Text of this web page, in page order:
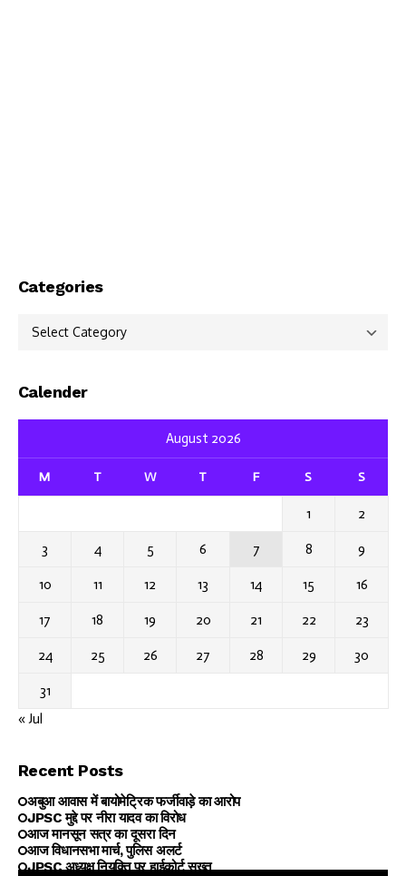
Categories
Categories
Calender
August 2026
M T W T F S S
1 2
3 4 5 6 7 8 9
10 11 12 13 14 15 16
17 18 19 20 21 22 23
24 25 26 27 28 29 30
31
« Jul
Recent Posts
अबुआ आवास में बायोमेट्रिक फर्जीवाड़े का आरोप
JPSC मुद्दे पर नीरा यादव का विरोध
आज मानसून सत्र का दूसरा दिन
आज विधानसभा मार्च, पुलिस अलर्ट
JPSC अध्यक्ष नियुक्ति पर हाईकोर्ट सख्त